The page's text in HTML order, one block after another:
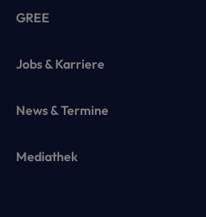
GREE
Jobs & Karriere
News & Termine
Mediathek